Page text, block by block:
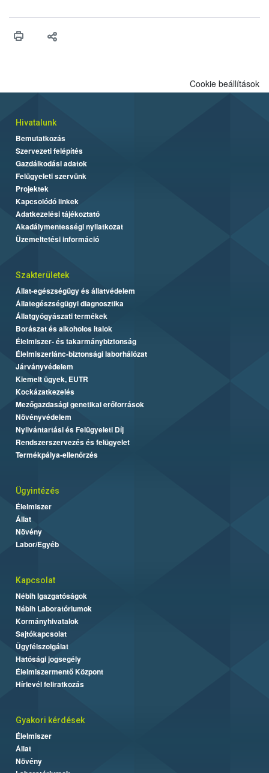
vonni az ebek viselkedésének megítélésében jártas szakértőt.
Cookie beállítások
Hivatalunk
Bemutatkozás
Szervezeti felépítés
Gazdálkodási adatok
Felügyeleti szervünk
Projektek
Kapcsolódó linkek
Adatkezelési tájékoztató
Akadálymentességi nyilatkozat
Üzemeltetési információ
Szakterületek
Állat-egészségügy és állatvédelem
Állategészségügyi diagnosztika
Állatgyógyászati termékek
Borászat és alkoholos italok
Élelmiszer- és takarmánybiztonság
Élelmiszerlánc-biztonsági laborhálózat
Járványvédelem
Kiemelt ügyek, EUTR
Kockázatkezelés
Mezőgazdasági genetikai erőforrások
Növényvédelem
Nyilvántartási és Felügyeleti Díj
Rendszerszervezés és felügyelet
Termékpálya-ellenőrzés
Ügyintézés
Élelmiszer
Állat
Növény
Labor/Egyéb
Kapcsolat
Nébih Igazgatóságok
Nébih Laboratóriumok
Kormányhivatalok
Sajtókapcsolat
Ügyfélszolgálat
Hatósági jogsegély
Élelmiszermentő Központ
Hírlevél feliratkozás
Gyakori kérdések
Élelmiszer
Állat
Növény